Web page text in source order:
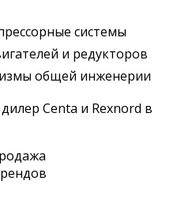
системы
и редукторов
общей инженерии